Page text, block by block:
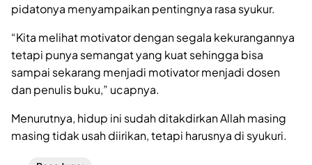
pidatonya menyampaikan pentingnya rasa syukur.
“Kita melihat motivator dengan segala kekurangannya
tetapi punya semangat yang kuat sehingga bisa
sampai sekarang menjadi motivator menjadi dosen
dan penulis buku,” ucapnya.
Menurutnya, hidup ini sudah ditakdirkan Allah masing
masing tidak usah diirikan, tetapi harusnya di syukuri.